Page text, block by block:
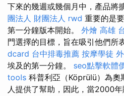
下來的幾週或幾個月中，產品將
團法人 財團法人 rwd 重要的是
第一分鐘版本開始。 外燴 高雄
門選擇的目標，旨在吸引他們所
dcard 台中排毒推薦 按摩學徒
埃及的第一分鐘。 seo點擊軟體
tools 科普利亞（Köprülü）為奧
人提供了幫助，因此，當2000